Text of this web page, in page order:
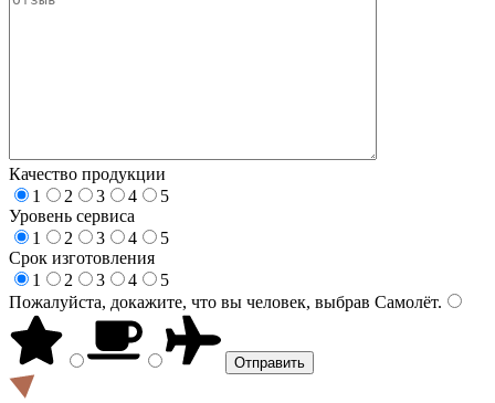
Качество продукции
1
2 3 4
5
Уровень сервиса
1
2 3 4
5
Срок изготовления
1
2 3 4
5
Пожалуйста, докажите, что вы человек, выбрав Самолёт.